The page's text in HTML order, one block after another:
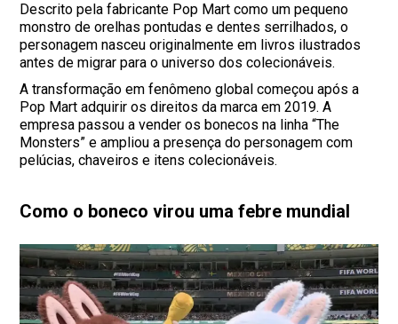
Descrito pela fabricante Pop Mart como um pequeno
monstro de orelhas pontudas e dentes serrilhados, o
personagem nasceu originalmente em livros ilustrados
antes de migrar para o universo dos colecionáveis.
A transformação em fenômeno global começou após a
Pop Mart adquirir os direitos da marca em 2019. A
empresa passou a vender os bonecos na linha “The
Monsters” e ampliou a presença do personagem com
pelúcias, chaveiros e itens colecionáveis.
Como o boneco virou uma febre mundial